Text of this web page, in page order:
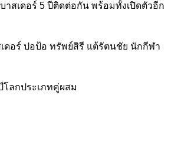
สเดอร์ 5 ปีติดต่อกัน พร้อมทั้งเปิดตัวอีก
ดอร์ ปอป้อ ทรัพย์สิรี แต้รัตนชัย นักกีฬา
ลกประเภทคู่ผสม